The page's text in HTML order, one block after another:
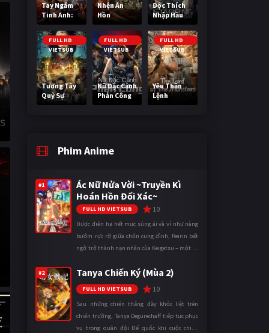
Tay Ngắm
Tinh Anh:
Nguy Cơ
Nano
Nhện Ăn
Hồn
Độc Thích
Nhập Hầu
FULL HD
VIETSUB
Tương Tây
Quỷ Sự
FULL HD
VIETSUB
Nữ Đặc Cảnh
Phản Công
FULL HD
VIETSUB
Yêu Thần
Lệnh
Phim Anime
#1
Ác Nữ Nửa Vời ~Truyền Kì
Hoán Hồn Đổi Xác~
FULL HD VIETSUB 10
Được điện hạ hết mực sủng ái và ví như nàng
bướm rực rỡ giữa chốn cung đình, Reirin bất
ngờ trở thành nạn nhân của Keigetsu – một kẻ
thuật để hoán đổi th ...
#2 Tanya Chiến Ký (Mùa 2)
FULL HD VIETSUB 10
Sau những chiến thắng đầy khốc liệt trên
chiến trường, Tanya Degurechaff tiếp tục phục
vụ trong quân đội Đế quốc khi cuộc chiến